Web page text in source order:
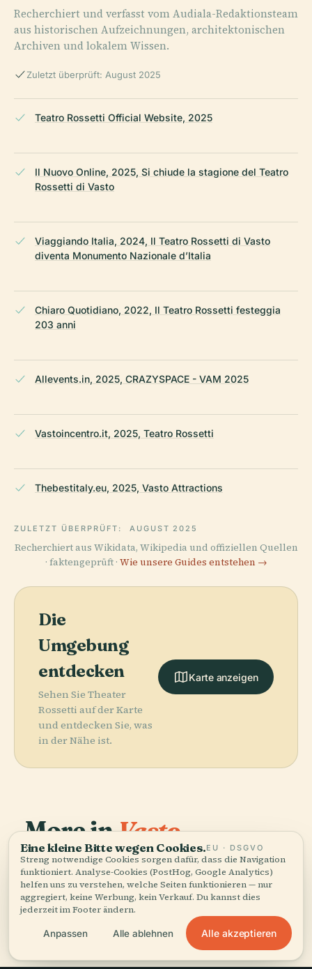
Recherchiert und verfasst vom Audiala-Redaktionsteam
aus historischen Aufzeichnungen, architektonischen
Archiven und lokalem Wissen.
Zuletzt überprüft: August 2025
Teatro Rossetti Official Website, 2025
Il Nuovo Online, 2025, Si chiude la stagione del Teatro
Rossetti di Vasto
Viaggiando Italia, 2024, Il Teatro Rossetti di Vasto
diventa Monumento Nazionale d’Italia
Chiaro Quotidiano, 2022, Il Teatro Rossetti festeggia
203 anni
Allevents.in, 2025, CRAZYSPACE - VAM 2025
Vastoincentro.it, 2025, Teatro Rossetti
Thebestitaly.eu, 2025, Vasto Attractions
ZULETZT ÜBERPRÜFT: AUGUST 2025
Recherchiert aus Wikidata, Wikipedia und offiziellen Quellen
· faktengeprüft · Wie unsere Guides entstehen →
Die
Umgebung
entdecken
Sehen Sie Theater
Rossetti auf der Karte
und entdecken Sie, was
in der Nähe ist.
Karte anzeigen
More inVasto.
4 Orte zu entdecken — ein paar, die sich gut
kombinieren lassen.
PLACE
Punta Aderci -
Punta Della
Penna
PLACE
Casa Rossetti
PLACE
Denkmal Für
Gabriele
Rossetti
PLACE
Palazzo
Aragona
Eine kleine Bitte wegen Cookies.EU · DSGVO
Streng notwendige Cookies sorgen dafür, dass die Navigation
funktioniert. Analyse-Cookies (PostHog, Google Analytics)
helfen uns zu verstehen, welche Seiten funktionieren — nur
aggregiert, keine Werbung, kein Verkauf. Du kannst dies
jederzeit im Footer ändern.
Anpassen Alle ablehnen Alle akzeptieren